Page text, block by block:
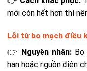
mới còn hết hơn thì
Lỗi từ bo mạch điều
👉 Nguyên nhân:Bo
hạn hoặc nguồn điện